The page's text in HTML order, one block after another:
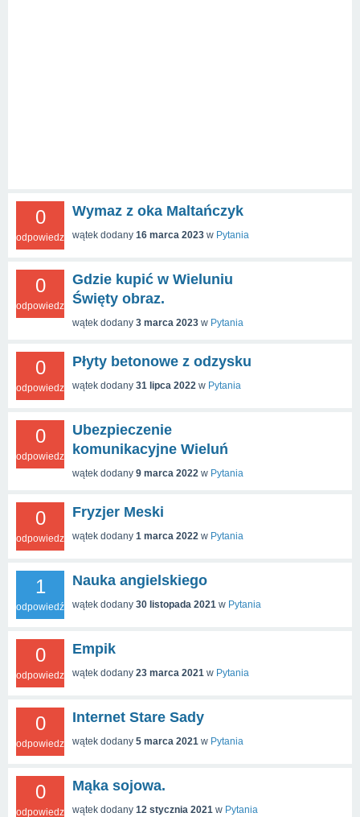
0
odpowiedzi
Wymaz z oka Maltańczyk
wątek dodany 16 marca 2023 w Pytania
0
odpowiedzi
Gdzie kupić w Wieluniu
Święty obraz.
wątek dodany 3 marca 2023 w Pytania
0
odpowiedzi
Płyty betonowe z odzysku
wątek dodany 31 lipca 2022 w Pytania
0
odpowiedzi
Ubezpieczenie
komunikacyjne Wieluń
wątek dodany 9 marca 2022 w Pytania
0
odpowiedzi
Fryzjer Meski
wątek dodany 1 marca 2022 w Pytania
1
odpowiedź
Nauka angielskiego
wątek dodany 30 listopada 2021 w Pytania
0
odpowiedzi
Empik
wątek dodany 23 marca 2021 w Pytania
0
odpowiedzi
Internet Stare Sady
wątek dodany 5 marca 2021 w Pytania
0
odpowiedzi
Mąka sojowa.
wątek dodany 12 stycznia 2021 w Pytania